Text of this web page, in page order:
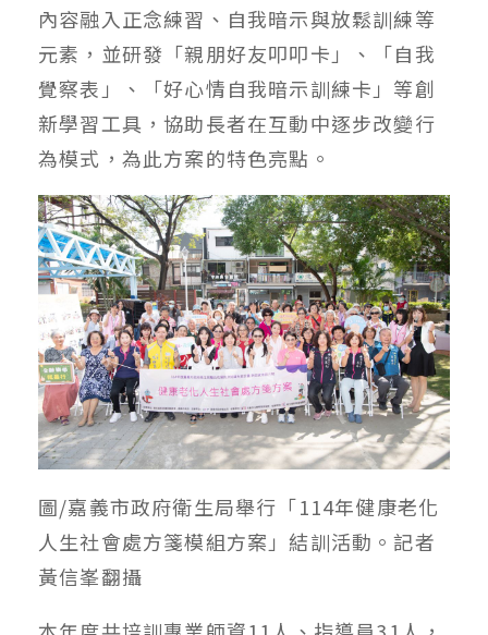
內容融入正念練習、自我暗示與放鬆訓練等
元素，並研發「親朋好友叩叩卡」、「自我
覺察表」、「好心情自我暗示訓練卡」等創
新學習工具，協助長者在互動中逐步改變行
為模式，為此方案的特色亮點。
圖/嘉義市政府衛生局舉行「114年健康老化
人生社會處方箋模組方案」結訓活動。記者
黃信峯翻攝